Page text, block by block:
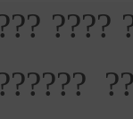
3) ???